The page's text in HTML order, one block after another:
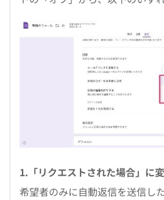
1.「リクエストされた場合」に
希望者のみに自動返信を送信し